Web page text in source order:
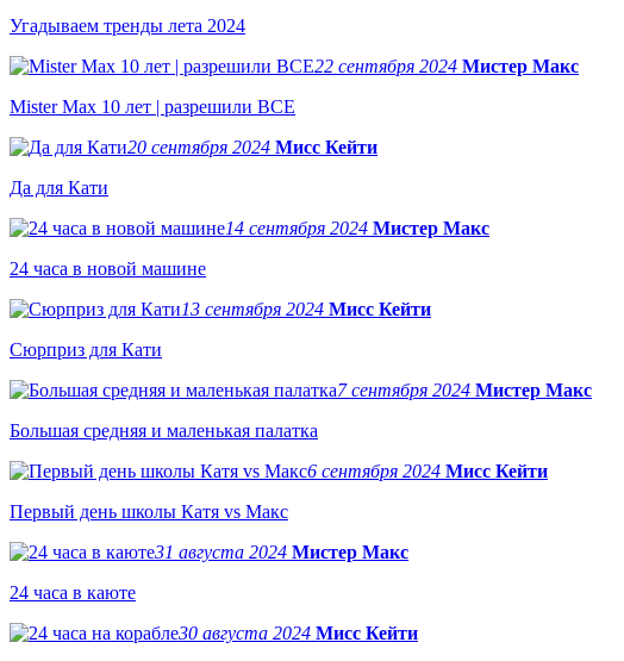
Угадываем тренды лета 2024
22 сентября 2024 Мистер Макс
Mister Max 10 лет | разрешили ВСЕ
20 сентября 2024 Мисс Кейти
Да для Кати
14 сентября 2024 Мистер Макс
24 часа в новой машине
13 сентября 2024 Мисс Кейти
Сюрприз для Кати
7 сентября 2024 Мистер Макс
Большая средняя и маленькая палатка
6 сентября 2024 Мисс Кейти
Первый день школы Катя vs Макс
31 августа 2024 Мистер Макс
24 часа в каюте
30 августа 2024 Мисс Кейти